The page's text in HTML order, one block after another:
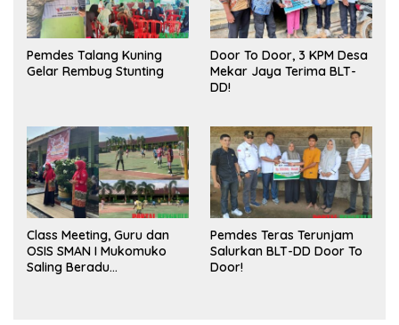
Pemdes Talang Kuning
Gelar Rembug Stunting
Door To Door, 3 KPM Desa
Mekar Jaya Terima BLT-
DD!
Class Meeting, Guru dan
OSIS SMAN I Mukomuko
Saling Beradu
Pemdes Teras Terunjam
Salurkan BLT-DD Door To
Door!